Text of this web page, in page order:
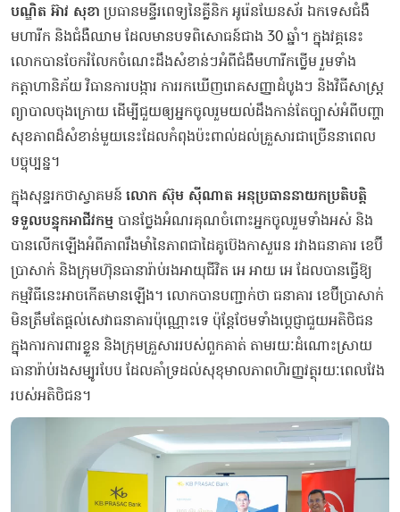
បណ្ឌិត អ៊ាវ សុខា ប្រធានមន្ទីរពេទ្យនៃគ្លីនិក អូរ៉េនឃែនស័រ ឯកទេសជំងឺ
មហារីក និងជំងឺឈាម ដែលមានបទពិសោធន៍ជាង 30 ឆ្នាំ។ ក្នុងវគ្គនេះ
លោកបានចែករំលែកចំណេះដឹងសំខាន់ៗអំពីជំងឺមហារីកថ្លើម រួមទាំង
កត្តាហានិភ័យ វិធានការបង្ការ ការរកឃើញរោគសញ្ញាដំបូងៗ និងវិធីសាស្រ្ត
ព្យាបាលចុងក្រោយ ដើម្បីជួយឲ្យអ្នកចូលរួមយល់ដឹងកាន់តែច្បាស់អំពីបញ្ហា
សុខភាពដ៏សំខាន់មួយនេះដែលកំពុងប៉ះពាល់ដល់គ្រួសារជាច្រើននាពេល
បច្ចុប្បន្ន។
ក្នុងសុន្ទរកថាស្វាគមន៍ លោក ស៊ុម ស៊ីណាត អនុប្រធាននាយកប្រតិបត្តិ
ទទួលបន្ទុកអាជីវកម្ម បានថ្លែងអំណរគុណចំពោះអ្នកចូលរួមទាំងអស់ និង
បានលើកឡើងអំពីភាពរឹងមាំនៃភាពជាដៃគូប៊េងកាសួរេន រវាងធនាគារ ខេប៊ី
ប្រាសាក់ និងក្រុមហ៊ុនធានារ៉ាប់រងអាយុជីវិត អេ អាយ អេ ដែលបានធ្វើឱ្យ
កម្មវិធីនេះអាចកើតមានឡើង។ លោកបានបញ្ជាក់ថា ធនាគារ ខេប៊ីប្រាសាក់
មិនត្រឹមតែផ្តល់សេវាធនាគារប៉ុណ្ណោះទេ ប៉ុន្តែថែមទាំងប្តេជ្ញាជួយអតិថិជន
ក្នុងការការពារខ្លួន និងក្រុមគ្រួសាររបស់ពួកគាត់ តាមរយៈដំណោះស្រាយ
ធានារ៉ាប់រងសម្បូរបែប ដែលគាំទ្រដល់សុខុមាលភាពហិរញ្ញវត្ថុរយៈពេលវែង
របស់អតិថិជន។